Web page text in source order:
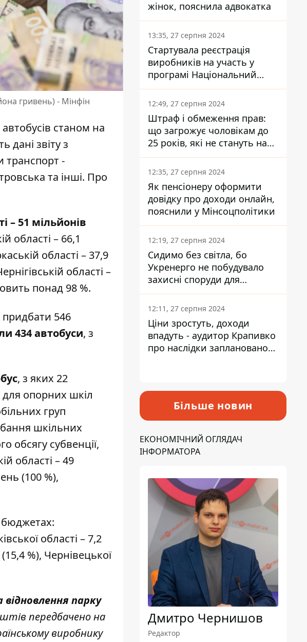
гривень) - Мінфін
станом на
дані звіту з
транспорт -
та інші. Про
– 51 мільйонів
області – 66,1
області – 37,9
області –
понад 98 %.
546
434 автобуси, з
, з яких 22
опорних шкіл
груп
шкільних
обсягу субвенції,
області – 49
(100 %),
бюджетах:
області – 7,2
%), Чернівецької
відновлення парку
передбачено на
виробнику
жінок, пояснила адвокатка
13:35, 27 серпня 2024
Стартувала реєстрація
виробників на участь у
програмі Національний
кешбек: як це зробити
через портал Дія
12:49, 27 серпня 2024
Штраф і обмеження прав:
що загрожує чоловікам до
25 років, які не стануть на
військовий облік
12:35, 27 серпня 2024
Як пенсіонеру оформити
довідку про доходи онлайн,
пояснили у Мінсоцполітики
12:19, 27 серпня 2024
Сидимо без світла, бо
Укренерго не побудувало
захисні споруди для
енергетики - нардеп
Кучеренко
12:11, 27 серпня 2024
Ціни зростуть, доходи
впадуть - аудитор Крапивко
про наслідки запланованого
Більше новин
ЕКОНОМІЧНИЙ ОГЛЯДАЧ
ІНФОРМАТОРА
Дмитро Чернишов
Редактор